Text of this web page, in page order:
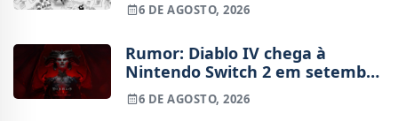
6 DE AGOSTO, 2026
Rumor: Diablo IV chega à
Nintendo Switch 2 em setembro
e vai custar o preço de um jogo
novo
6 DE AGOSTO, 2026